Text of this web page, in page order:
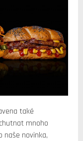
také
mnoho
naše novinka,